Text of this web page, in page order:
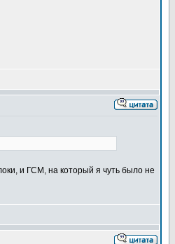
и ГСМ, на который я чуть было не